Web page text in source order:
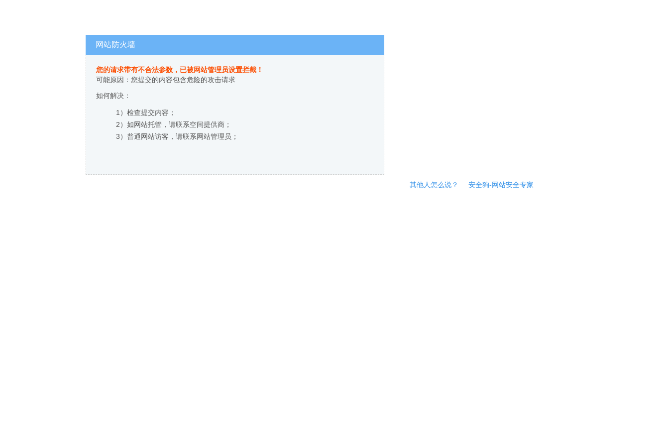
网站防火墙
您的请求带有不合法参数，已被网站管理员设置拦截！
可能原因：您提交的内容包含危险的攻击请求
如何解决：
1）检查提交内容；
2）如网站托管，请联系空间提供商；
3）普通网站访客，请联系网站管理员；
其他人怎么说？ 安全狗-网站安全专家